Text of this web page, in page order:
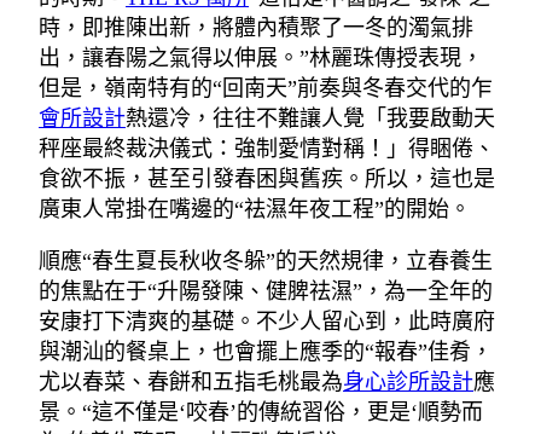
時，即推陳出新，將體內積聚了一冬的濁氣排
出，讓春陽之氣得以伸展。”林麗珠傳授表現，
但是，嶺南特有的“回南天”前奏與冬春交代的乍
會所設計熱還冷，往往不難讓人覺「我要啟動天
秤座最終裁決儀式：強制愛情對稱！」得睏倦、
食欲不振，甚至引發春困與舊疾。所以，這也是
廣東人常掛在嘴邊的“祛濕年夜工程”的開始。
順應“春生夏長秋收冬躲”的天然規律，立春養生
的焦點在于“升陽發陳、健脾祛濕”，為一全年的
安康打下清爽的基礎。不少人留心到，此時廣府
與潮汕的餐桌上，也會擺上應季的“報春”佳肴，
尤以春菜、春餅和五指毛桃最為身心診所設計應
景。“這不僅是‘咬春’的傳統習俗，更是‘順勢而